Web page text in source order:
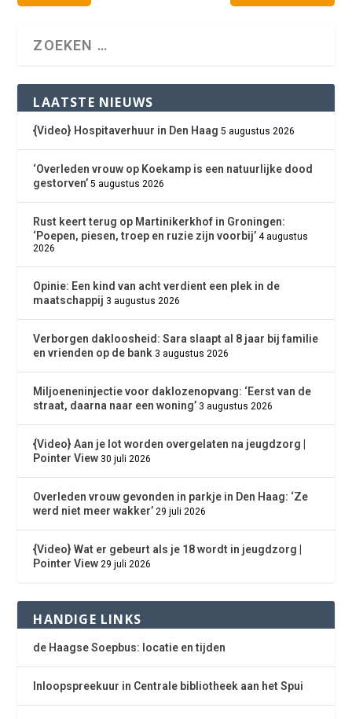
LAATSTE NIEUWS
{Video} Hospitaverhuur in Den Haag 5 augustus 2026
‘Overleden vrouw op Koekamp is een natuurlijke dood
gestorven’ 5 augustus 2026
Rust keert terug op Martinikerkhof in Groningen:
‘Poepen, piesen, troep en ruzie zijn voorbij’ 4 augustus
2026
Opinie: Een kind van acht verdient een plek in de
maatschappij 3 augustus 2026
Verborgen dakloosheid: Sara slaapt al 8 jaar bij familie
en vrienden op de bank 3 augustus 2026
Miljoeneninjectie voor daklozenopvang: ‘Eerst van de
straat, daarna naar een woning’ 3 augustus 2026
{Video} Aan je lot worden overgelaten na jeugdzorg |
Pointer View 30 juli 2026
Overleden vrouw gevonden in parkje in Den Haag: ‘Ze
werd niet meer wakker’ 29 juli 2026
{Video} Wat er gebeurt als je 18 wordt in jeugdzorg |
Pointer View 29 juli 2026
HANDIGE LINKS
de Haagse Soepbus: locatie en tijden
Inloopspreekuur in Centrale bibliotheek aan het Spui